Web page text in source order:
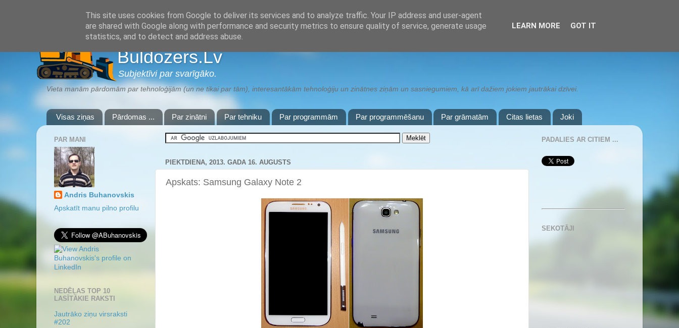
Buldozers.Lv
Subjektīvi par svarīgāko.
Vieta manām pārdomām par tehnoloģijām (un ne tikai par tām), interesantākām tehnoloģiju un zinātnes ziņām un sasniegumiem, kā arī dažiem jokiem jautrākai dzīvei.
Visas ziņas Pārdomas ... Par zinātni Par tehniku Par programmām Par programmēšanu Par grāmatām Citas lietas Joki
PIEKTDIENA, 2013. GADA 16. AUGUSTS
Apskats: Samsung Galaxy Note 2
PAR MANI
Andris Buhanovskis
Apskatīt manu pilno profilu
NEDĒĻAS TOP 10
LASĪTĀKIE RAKSTI
Jautrāko ziņu virsraksti
#202
PADALIES AR CITIEM ...
SEKOTĀJI
This site uses cookies from Google to deliver its services and to analyze traffic. Your IP address and user-agent
are shared with Google along with performance and security metrics to ensure quality of service, generate usage
statistics, and to detect and address abuse.
LEARN MORE GOT IT